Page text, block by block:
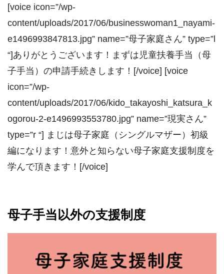
[voice icon=”/wp-
content/uploads/2017/06/businesswoman1_nayami-
e1496993847813.jpg” name=”母子家庭さん” type=”l
“]ありがとうございます！まずは児童扶養手当（母
子手当）の申請手続きします！[/voice] [voice
icon=”/wp-
content/uploads/2017/06/kido_takayoshi_katsura_k
ogorou-2-e1496993553780.jpg” name=”現実さん”
type=”r “] まじは母子家庭（シングルマザー）初級
編になります！意外と知らない母子家庭支援制度を
学んで頂きます！[/voice]
母子手当以外の支援制度